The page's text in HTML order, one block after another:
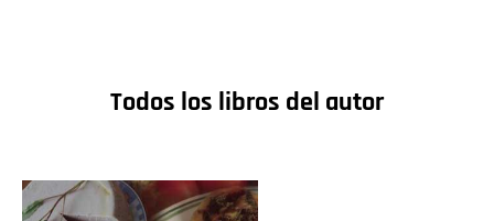
Todos los libros del autor